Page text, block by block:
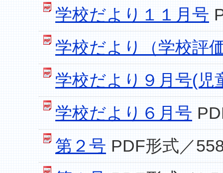
学校だより１１月号
学校だより（学校評
学校だより９月号(児
学校だより６月号
第２号 PDF形式／